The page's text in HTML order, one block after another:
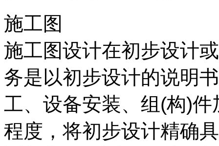
施工图
施工图设计在初步设计
务是以初步设计的说明
工、设备安装、组(构)
程度，将初步设计精确